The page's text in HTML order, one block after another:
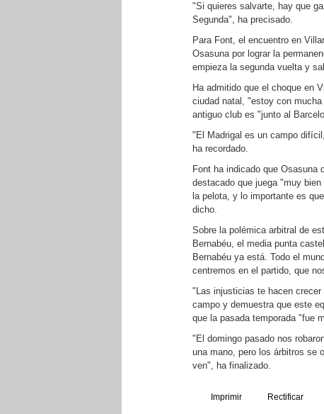
"Si quieres salvarte, hay que
Segunda", ha precisado.
Para Font, el encuentro en
Osasuna por lograr la
empieza la segunda vuelta y
Ha admitido que el choque en
ciudad natal, "estoy con
antiguo club es "junto al
"El Madrigal es un campo
ha recordado.
Font ha indicado que Osasuna
destacado que juega "muy
la pelota, y lo importante es
dicho.
Sobre la polémica arbitral de
Bernabéu, el media punta
Bernabéu ya está. Todo el
centremos en el partido, que
"Las injusticias te hacen crecer
campo y demuestra que este
que la pasada temporada "fue
"El domingo pasado nos
una mano, pero los árbitros se
ven", ha finalizado.
Imprimir Rectificar